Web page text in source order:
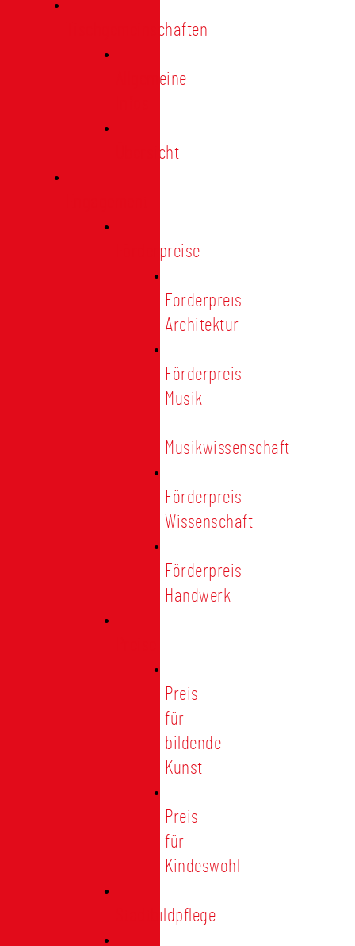
Tischgemeinschaften
Allgemeine
Übersicht
Förderpreise
Förderpreis
Architektur
Förderpreis
Musik
Musikwissenschaft
Förderpreis
Wissenschaft
Förderpreis
Handwerk
Preis
für
bildende
Kunst
Preis
für
Kindeswohl
Stadtbildpflege